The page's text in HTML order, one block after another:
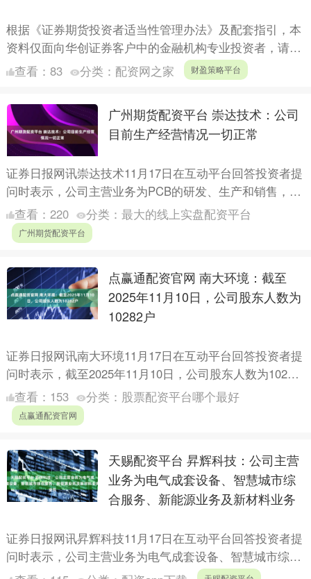
根据《证券期货投资者适当性管理办法》及配套指引，本
资料仅面向华创证券客户中的金融机构专业投资者，请勿
对本资料进行任何形式的转发。若您不是华创证券客户中
查看： 83 分类： 配资网之家 财盈策略平台
广州期货配资平台 崇达技术：公司
目前生产经营情况一切正常
证券日报网讯崇达技术11月17日在互动平台回答投资者提
问时表示，公司主营业务为PCB的研发、生产和销售，存
储芯片市场的价格波动对公司无直接关联影响。公司目前
生产....
查看： 220 分类： 最大的线上实盘配资平台
广州期货配资平台
点赢通配资官网 南大环境：截至
2025年11月10日，公司股东人数为
10282户
证券日报网讯南大环境11月17日在互动平台回答投资者提
问时表示，截至2025年11月10日，公司股东人数为10282
户。 （文章来源：证券日报） 海量资讯、精准....
查看： 153 分类： 股票配资平台哪个最好
点赢通配资官网
天赐配资平台 昇辉科技：公司主营
业务为电气成套设备、智慧城市综
合服务、新能源业务及新材料业务
证券日报网讯昇辉科技11月17日在互动平台回答投资者提
问时表示，公司主营业务为电气成套设备、智慧城市综合
服务、新能源业务及新材料业务。在电气成套设备领域，